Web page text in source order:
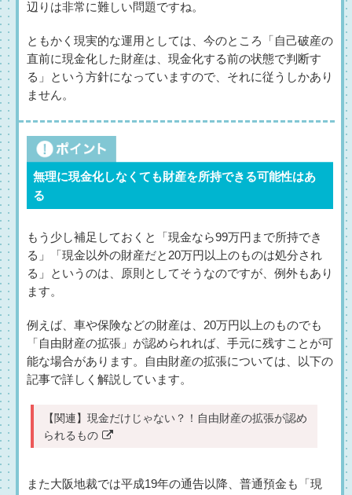
辺りは非常に難しい問題ですね。
ともかく現実的な運用としては、今のところ「自己破産の
直前に現金化した財産は、現金化する前の状態で判断す
る」という方針になっていますので、それに従うしかあり
ません。
無理に現金化しなくても財産を所持できる可能性はあ
る
もう少し補足しておくと「現金なら99万円まで所持でき
る」「現金以外の財産だと20万円以上のものは処分され
る」というのは、原則としてそうなのですが、例外もあり
ます。
例えば、車や保険などの財産は、20万円以上のものでも
「自由財産の拡張」が認められれば、手元に残すことが可
能な場合があります。自由財産の拡張については、以下の
記事で詳しく解説しています。
【関連】 現金だけじゃない？！自由財産の拡張が認め
られるもの
また大阪地裁では平成19年の通告以降、普通預金も「現